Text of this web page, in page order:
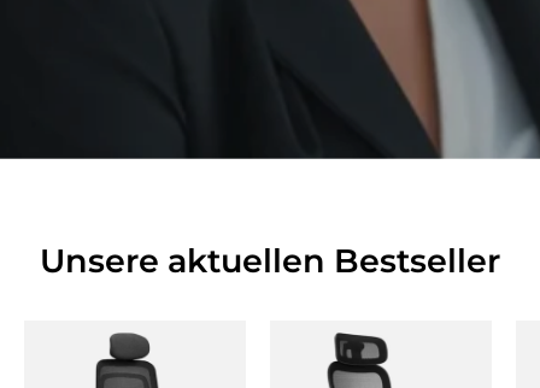
Unsere aktuellen Bestseller